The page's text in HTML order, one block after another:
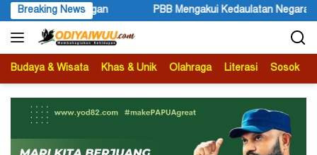
Langsung
ke
konten
Breaking News
Kedaulatan Negara Maluku Selatan (2) Kejaksaan
Budaya & Wisata Khas & Unik Olahraga Literasi Sosok